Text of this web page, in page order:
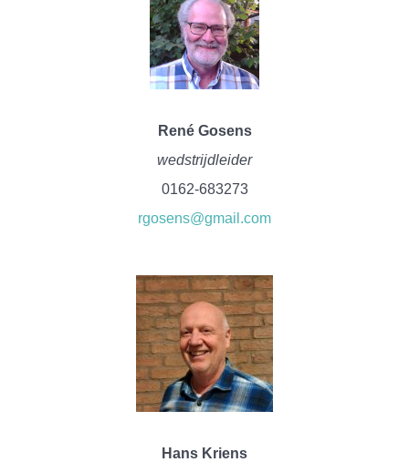
René Gosens
wedstrijdleider
0162-683273
rgosens@gmail.com
Hans Kriens